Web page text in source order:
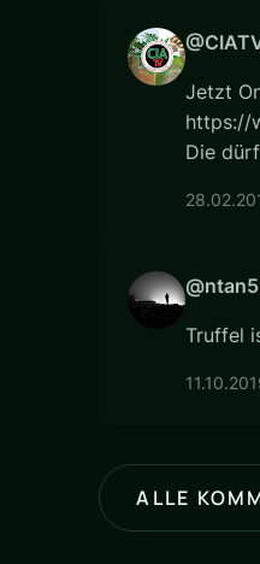
Jetzt
https://
Die
Truffel
ALLE